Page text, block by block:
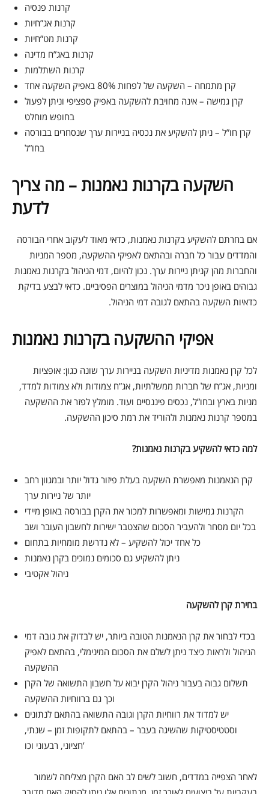
קרנות פנסיה
קרנות אג”חיות
קרנות מט”חיות
קרנות באג”ח מדינה
קרנות השתלמות
קרן מתמחה – השקעה של לפחות 80% באפיק השקעה אחד
קרן גמישה – אינה מחויבת להשקעה באפיק ספציפי וניתן לפעול
בחופש מוחלט
קרן חו”ל – ניתן להשקיע את נכסיה בניירות ערך שנסחרים בבורסה
בחו”ל
השקעה בקרנות נאמנות – מה צריך
לדעת
אם בחרתם להשקיע בקרנות נאמנות, כדאי מאוד לעקוב אחרי הבורסה
והמדדים עבור כל חברה ובהתאם לאפיקי ההשקעה, מספר המניות
והחברות מהן קניתן ניירות ערך. נכון להיום, דמי הניהול בקרנות נאמנות
גבוהים באופן ניכר מדמי הניהול במוצרים הפסיביים. כדאי לבצע בדיקת
כדאיות השקעה בהתאם לגובה דמי הניהול.
אפיקי ההשקעה בקרנות נאמנות
לכל קרן נאמנות מדיניות השקעה בניירות ערך שונה כגון: אופציות
ומניות, אג”ח של חברות ממשלתיות, אג”ח צמודות ולא צמודות למדד,
מניות בארץ ובחו”ל, נכסים פיננסיים ועוד. מומלץ לפזר את ההשקעה
במספר קרנות נאמנות ולהוריד את רמת סיכון ההשקעה.
למה כדאי להשקיע בקרנות נאמנות?
קרן הנאמנות מאפשרת השקעה בעלת פיזור גדול יותר ובמגוון רחב
יותר של ניירות ערך
הקרנות גמישות ומאפשרות למכור את הקרן בבורסה באופן מיידי
בכל יום מסחר ולהעביר הסכום שהצטבר ישירות לחשבון העובר ושב
כל אחד יכול להשקיע – לא נדרשת מומחיות בתחום
ניתן להשקיע גם סכומים נמוכים בקרן נאמנות
ניהול אקטיבי
בחירת קרן להשקעה
בכדי לבחור את קרן הנאמנות הטובה ביותר, יש לבדוק את גובה דמי
הניהול ולראות כיצד ניתן לשלם את הסכום המינימלי, בהתאם לאפיק
ההשקעה
תשלום גבוה בעבור ניהול הקרן יבוא על חשבון התשואה של הקרן
וכך גם ברווחיות ההשקעה
יש למדוד את רווחיות הקרן וגובה התשואה בהתאם לנתונים
וסטטיסטיקות שהשיגה בעבר – בהתאם לתקופות זמן – שנתי,
חציוני, רבעוני וכו’
לאחר הצפייה במדדים, חשוב לשים לב האם הקרן מצליחה לשמור